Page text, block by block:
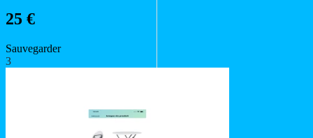
25 €
Sauvegarder
3